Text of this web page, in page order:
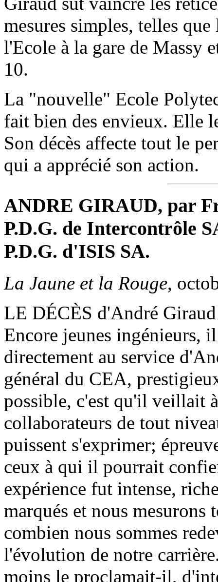
mesures simples, telles
l'Ecole à la gare de Massy
10.
La "nouvelle" Ecole
fait bien des envieux. Elle
Son décès affecte tout le
qui a apprécié son action.
ANDRE GIRAUD, par
P.D.G. de Intercontrôle
P.D.G. d'ISIS SA.
La Jaune et la Rouge,
LE DÉCÈS d'André
Encore jeunes ingénieurs,
directement au service
général du CEA,
possible, c'est qu'il veillait
collaborateurs de tout
puissent s'exprimer;
ceux à qui il pourrait
expérience fut intense,
marqués et nous mesurons
combien nous sommes
l'évolution de notre
moins le proclamait-il,